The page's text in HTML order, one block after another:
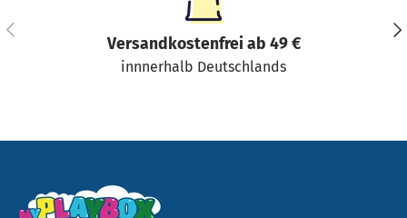
Vorherige
Versandkostenfrei ab 49 €
innnerhalb Deutschlands